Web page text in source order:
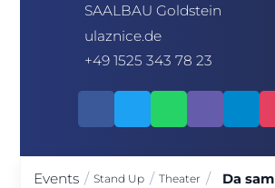
SAALBAU Goldstein
ulaznice.de
+49 1525 343 78 23
Events / Stand Up / Theater / Da